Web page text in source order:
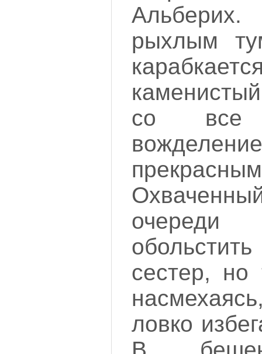
рыхлым
со все
сестер, но
ловко